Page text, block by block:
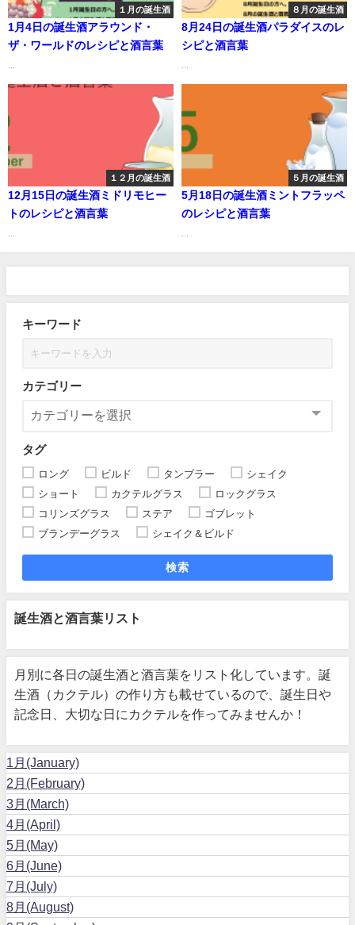
１月の誕生酒
1月4日の誕生酒アラウンド・
ザ・ワールドのレシピと酒言葉
８月の誕生酒
8月24日の誕生酒パラダイスのレ
シピと酒言葉
１２月の誕生酒
12月15日の誕生酒ミドリモヒー
トのレシピと酒言葉
５月の誕生酒
5月18日の誕生酒ミントフラッペ
のレシピと酒言葉
キーワード
カテゴリー
タグ
ロング ビルド タンブラー
シェイク
ショート
カクテルグラス
ロックグラス
コリンズグラス
ステア
ゴブレット
ブランデーグラス
シェイク＆ビルド
検索
誕生酒と酒言葉リスト
月別に各日の誕生酒と酒言葉をリスト化しています。誕
生酒（カクテル）の作り方も載せているので、誕生日や
記念日、大切な日にカクテルを作ってみませんか！
1月(January)
2月(February)
3月(March)
4月(April)
5月(May)
6月(June)
7月(July)
8月(August)